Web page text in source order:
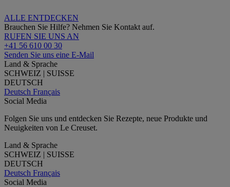
ALLE ENTDECKEN
Brauchen Sie Hilfe? Nehmen Sie Kontakt auf.
RUFEN SIE UNS AN
+41 56 610 00 30
Senden Sie uns eine E-Mail
Land & Sprache
SCHWEIZ | SUISSE
DEUTSCH
Deutsch Français
Social Media
Folgen Sie uns und entdecken Sie Rezepte, neue Produkte und
Neuigkeiten von Le Creuset.
Land & Sprache
SCHWEIZ | SUISSE
DEUTSCH
Deutsch Français
Social Media